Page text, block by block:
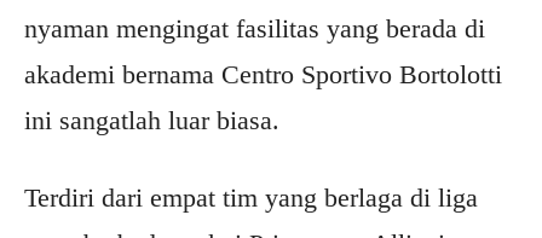
nyaman mengingat fasilitas yang berada di
akademi bernama Centro Sportivo Bortolotti
ini sangatlah luar biasa.
Terdiri dari empat tim yang berlaga di liga